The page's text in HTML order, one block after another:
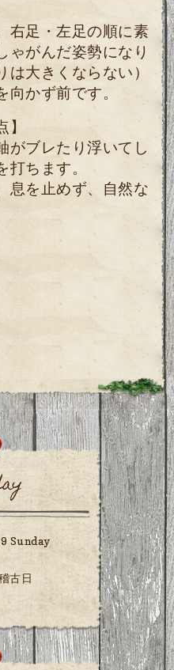
右足・左足の順に素
ゃがんだ姿勢になり
は大きくならない）
かず前です。
がブレたり浮いてし
打ちます。
息を止めず、自然な
Sunday
古日